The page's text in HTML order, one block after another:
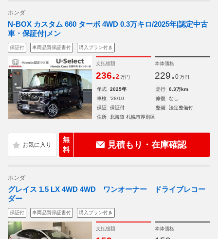
ホンダ
N-BOX カスタム 660 ターボ 4WD 0.3万キロ/2025年|認定中古
車・保証付|メン
保証付 車両品質保証書付 購入プラン付き
支払総額
236.2 万円
本体価格
229. 0 万円
年式 2025年 走行
0.3万km
車検
'28/10 修復
なし
保証
保証付 整備
法定整備付
住所
北海道 札幌市厚別区
無
料
見積もり・在庫確認
ホンダ
グレイス 1.5 LX 4WD 4WD ワンオーナー ドライブレコー
ダー
保証付 車両品質保証書付 購入プラン付き
支払総額 本体価格